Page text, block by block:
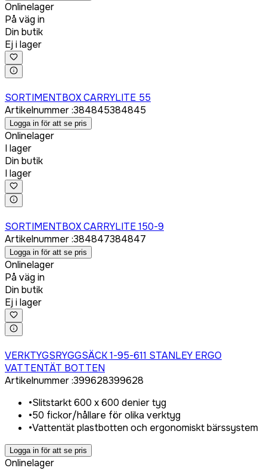
Onlinelager
På väg in
Din butik
Ej i lager
SORTIMENTBOX CARRYLITE 55
Artikelnummer:384845384845
Logga in för att se pris
Onlinelager
I lager
Din butik
I lager
SORTIMENTBOX CARRYLITE 150-9
Artikelnummer:384847384847
Logga in för att se pris
Onlinelager
På väg in
Din butik
Ej i lager
VERKTYGSRYGGSÄCK 1-95-611 STANLEY ERGO
VATTENTÄT BOTTEN
Artikelnummer:399628399628
•Slitstarkt 600 x 600 denier tyg
•50 fickor/hållare för olika verktyg
•Vattentät plastbotten och ergonomiskt bärssystem
Logga in för att se pris
Onlinelager